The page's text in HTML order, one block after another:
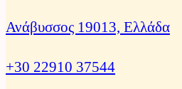
Ανάβυσσος 19013, Ελλάδα
+30 22910 37544